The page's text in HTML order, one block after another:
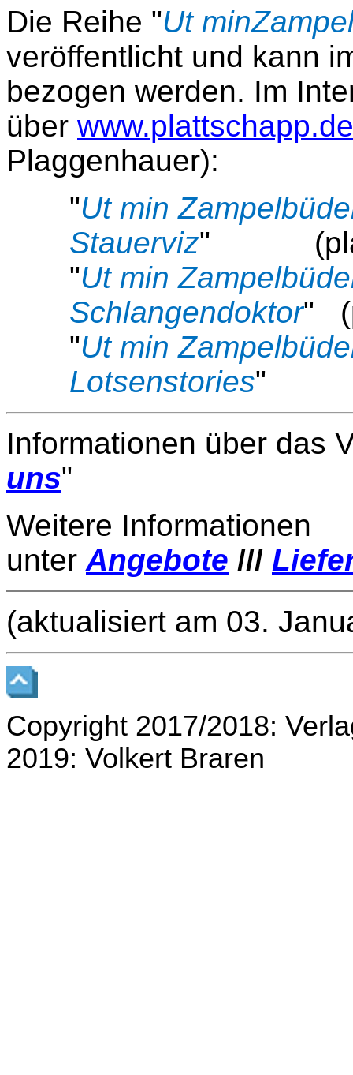
Die Reihe "Ut
veröffentlicht und kann
bezogen werden. Im
über www.plattschapp.de
Plaggenhauer):
"Ut min
Stauerviz"
"Ut min
Schlangendoktor"
"Ut min
Lotsenstories"
Informationen über das
uns"
Weitere Informationen
unter Angebote ///
(aktualisiert am 03.
Copyright 2017/2018:
2019: Volkert Braren